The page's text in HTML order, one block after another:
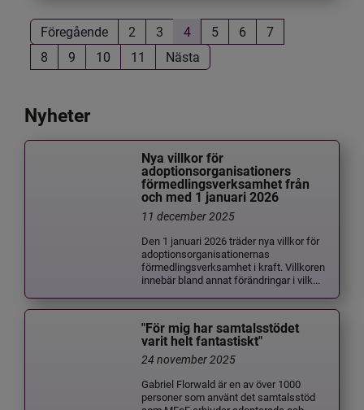
Föregående 2 3 4 5 6
7
8
9 10 11 Nästa
Nyheter
Nya villkor för
adoptionsorganisationers
förmedlingsverksamhet från
och med 1 januari 2026
11 december 2025
Den 1 januari 2026 träder nya villkor för
adoptionsorganisationernas
förmedlingsverksamhet i kraft. Villkoren
innebär bland annat förändringar i vilk...
"För mig har samtalsstödet
varit helt fantastiskt"
24 november 2025
Gabriel Florwald är en av över 1000
personer som använt det samtalsstöd